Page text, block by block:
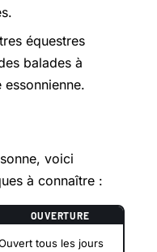
équestres
balades à
voici
à connaître :
OUVERTURE
tous les jours